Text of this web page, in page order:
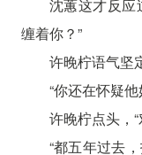
沈蕙这才反应
缠着你？”
许晚柠语气坚
“你还在怀疑
许晚柠点头，
“都五年过去